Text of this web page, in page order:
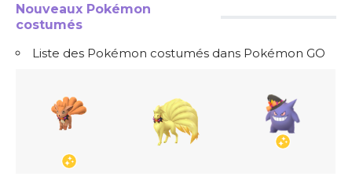
Nouveaux Pokémon
costumés
Liste des Pokémon costumés dans Pokémon GO